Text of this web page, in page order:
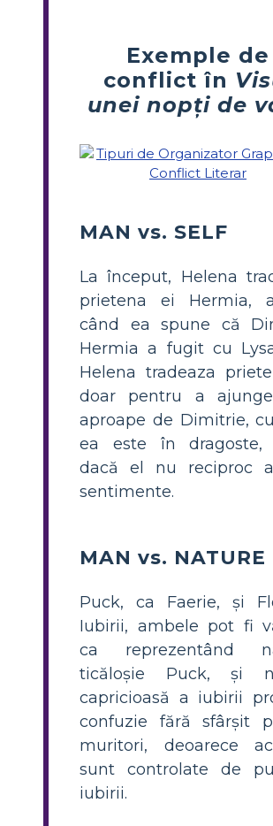
Exemple de
conflict în
unei nopți de
MAN vs. SELF
La început, Helena
prietena ei Hermia,
când ea spune că
Hermia a fugit cu
Helena tradeaza
doar pentru a
aproape de Dimitrie,
ea este în dragoste,
dacă el nu reciproc
sentimente.
MAN vs. NATURE
Puck, ca Faerie, și
Iubirii, ambele pot fi
ca reprezentând
ticăloșie Puck, și
capricioasă a iubirii
confuzie fără sfârșit
muritori, deoarece
sunt controlate de
iubirii.